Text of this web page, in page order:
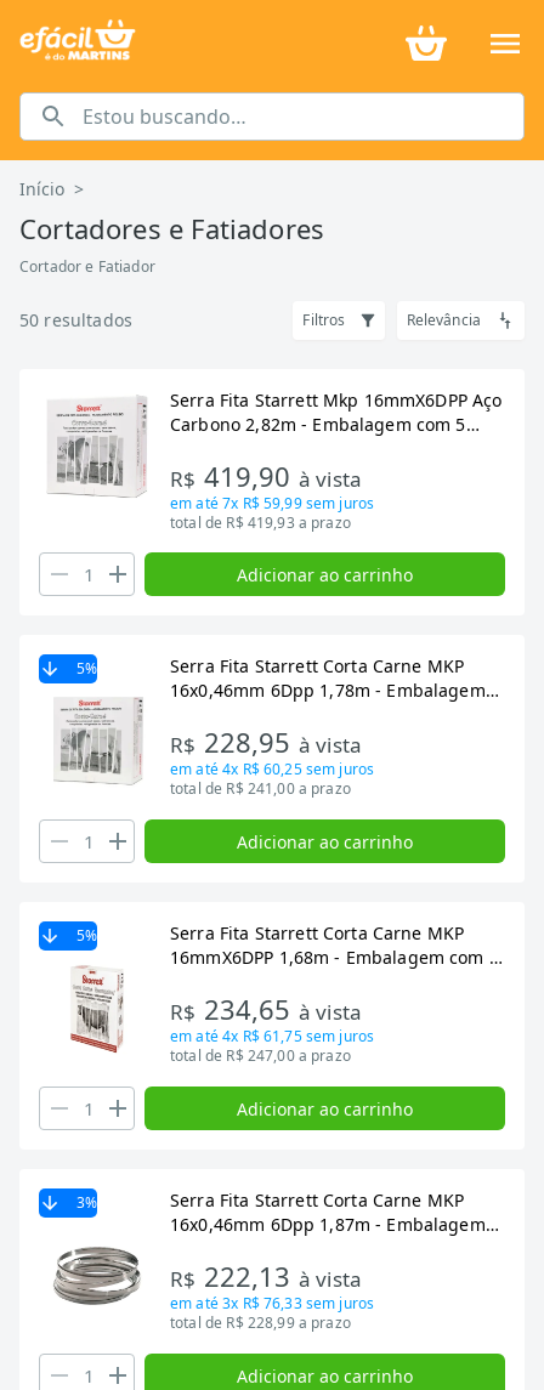
Início >
Cortadores e Fatiadores
Cortador e Fatiador
50 resultados Filtros Relevância
Serra Fita Starrett Mkp 16mmX6DPP Aço
Carbono 2,82m - Embalagem com 5
R$ 419,90 à vista
em até7x R$ 59,99sem juros
total de R$ 419,93 a prazo
Adicionar ao carrinho
5%
Serra Fita Starrett Corta Carne MKP
16x0,46mm 6Dpp 1,78m - Embalagem
R$ 228,95 à vista
em até4x R$ 60,25sem juros
total de R$ 241,00 a prazo
Adicionar ao carrinho
5%
Serra Fita Starrett Corta Carne MKP
16mmX6DPP 1,68m - Embalagem com 5
R$ 234,65 à vista
em até4x R$ 61,75sem juros
total de R$ 247,00 a prazo
Adicionar ao carrinho
3%
Serra Fita Starrett Corta Carne MKP
16x0,46mm 6Dpp 1,87m - Embalagem
R$ 222,13 à vista
em até3x R$ 76,33sem juros
total de R$ 228,99 a prazo
Adicionar ao carrinho